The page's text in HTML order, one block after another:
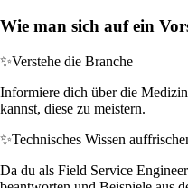
Wie man sich auf ein
✨Verstehe die Branche
Informiere dich über die
kannst, diese zu meistern.
✨Technisches Wissen
Da du als Field Service